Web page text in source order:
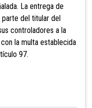
La entrega de
del titular del
controladores a la
la multa establecida
97.